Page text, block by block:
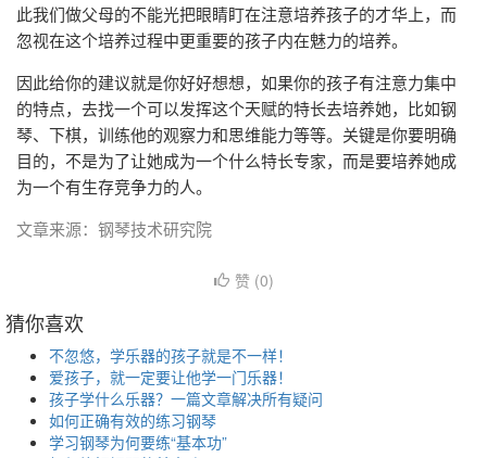
此我们做父母的不能光把眼睛盯在注意培养孩子的才华上，而
忽视在这个培养过程中更重要的孩子内在魅力的培养。
因此给你的建议就是你好好想想，如果你的孩子有注意力集中
的特点，去找一个可以发挥这个天赋的特长去培养她，比如钢
琴、下棋，训练他的观察力和思维能力等等。关键是你要明确
目的，不是为了让她成为一个什么特长专家，而是要培养她成
为一个有生存竞争力的人。
文章来源：钢琴技术研究院
赞 (0)
猜你喜欢
不忽悠，学乐器的孩子就是不一样！
爱孩子，就一定要让他学一门乐器！
孩子学什么乐器？一篇文章解决所有疑问
如何正确有效的练习钢琴
学习钢琴为何要练“基本功”